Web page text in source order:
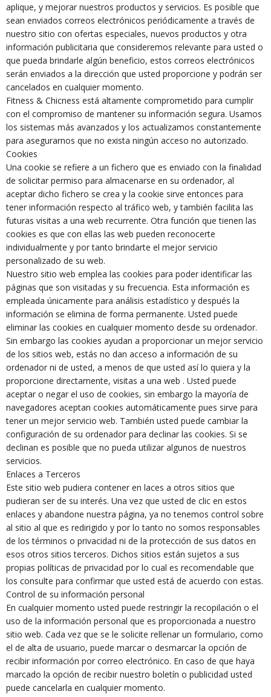
aplique, y mejorar nuestros productos y servicios. Es posible que
sean enviados correos electrónicos periódicamente a través de
nuestro sitio con ofertas especiales, nuevos productos y otra
información publicitaria que consideremos relevante para usted o
que pueda brindarle algún beneficio, estos correos electrónicos
serán enviados a la dirección que usted proporcione y podrán ser
cancelados en cualquier momento.
Fitness & Chicness está altamente comprometido para cumplir
con el compromiso de mantener su información segura. Usamos
los sistemas más avanzados y los actualizamos constantemente
para asegurarnos que no exista ningún acceso no autorizado.
Cookies
Una cookie se refiere a un fichero que es enviado con la finalidad
de solicitar permiso para almacenarse en su ordenador, al
aceptar dicho fichero se crea y la cookie sirve entonces para
tener información respecto al tráfico web, y también facilita las
futuras visitas a una web recurrente. Otra función que tienen las
cookies es que con ellas las web pueden reconocerte
individualmente y por tanto brindarte el mejor servicio
personalizado de su web.
Nuestro sitio web emplea las cookies para poder identificar las
páginas que son visitadas y su frecuencia. Esta información es
empleada únicamente para análisis estadístico y después la
información se elimina de forma permanente. Usted puede
eliminar las cookies en cualquier momento desde su ordenador.
Sin embargo las cookies ayudan a proporcionar un mejor servicio
de los sitios web, estás no dan acceso a información de su
ordenador ni de usted, a menos de que usted así lo quiera y la
proporcione directamente, visitas a una web . Usted puede
aceptar o negar el uso de cookies, sin embargo la mayoría de
navegadores aceptan cookies automáticamente pues sirve para
tener un mejor servicio web. También usted puede cambiar la
configuración de su ordenador para declinar las cookies. Si se
declinan es posible que no pueda utilizar algunos de nuestros
servicios.
Enlaces a Terceros
Este sitio web pudiera contener en laces a otros sitios que
pudieran ser de su interés. Una vez que usted de clic en estos
enlaces y abandone nuestra página, ya no tenemos control sobre
al sitio al que es redirigido y por lo tanto no somos responsables
de los términos o privacidad ni de la protección de sus datos en
esos otros sitios terceros. Dichos sitios están sujetos a sus
propias políticas de privacidad por lo cual es recomendable que
los consulte para confirmar que usted está de acuerdo con estas.
Control de su información personal
En cualquier momento usted puede restringir la recopilación o el
uso de la información personal que es proporcionada a nuestro
sitio web. Cada vez que se le solicite rellenar un formulario, como
el de alta de usuario, puede marcar o desmarcar la opción de
recibir información por correo electrónico. En caso de que haya
marcado la opción de recibir nuestro boletín o publicidad usted
puede cancelarla en cualquier momento.